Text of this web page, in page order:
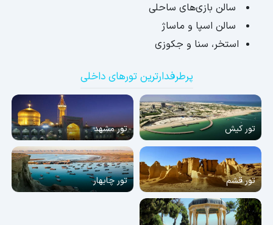
سالن بازی‌های ساحلی
سالن اسپا و ماساژ
استخر، سنا و جکوزی
پرطرفدارترین تورهای داخلی
تور کیش تور مشهد
تور قشم تور چابهار